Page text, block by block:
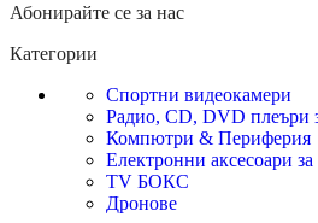
Абонирайте се за нас
Категории
Спортни видеокамери
Радио, CD, DVD плеъри
Компютри & Периферия
Електронни аксесоари за
TV БОКС
Дронове